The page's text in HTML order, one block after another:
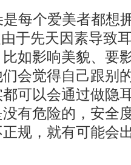
个爱美者都想
于先天因素导致
如影响美貌、要
会觉得自己跟别
可以会通过做隐
有危险的，安全
规，就有可能会